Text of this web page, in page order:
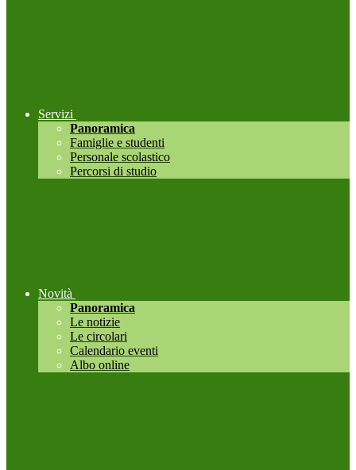
Servizi
Panoramica
Famiglie e studenti
Personale scolastico
Percorsi di studio
Novità
Panoramica
Le notizie
Le circolari
Calendario eventi
Albo online